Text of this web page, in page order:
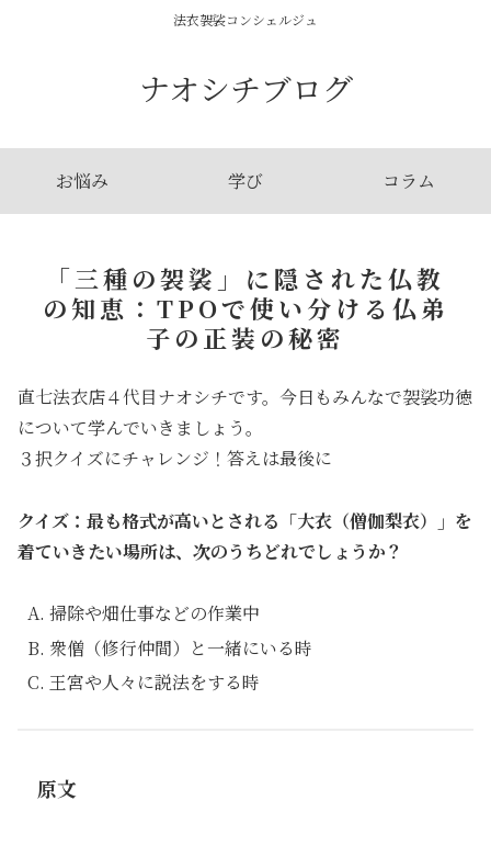
法衣袈裟コンシェルジュ
ナオシチブログ
お悩み 学び コラム
「三種の袈裟」に隠された仏教
の知恵：TPOで使い分ける仏弟
子の正装の秘密
直七法衣店４代目ナオシチです。今日もみんなで袈裟功徳
について学んでいきましょう。
３択クイズにチャレンジ！答えは最後に
クイズ：最も格式が高いとされる「大衣（僧伽梨衣）」を
着ていきたい場所は、次のうちどれでしょうか？
掃除や畑仕事などの作業中
衆僧（修行仲間）と一緒にいる時
王宮や人々に説法をする時
原文